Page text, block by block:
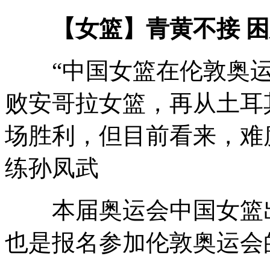
【女篮】青黄不接
“中国女篮在伦敦奥运
败安哥拉女篮，再从土
场胜利，但目前看来，
练孙凤武
本届奥运会中国女篮
也是报名参加伦敦奥运